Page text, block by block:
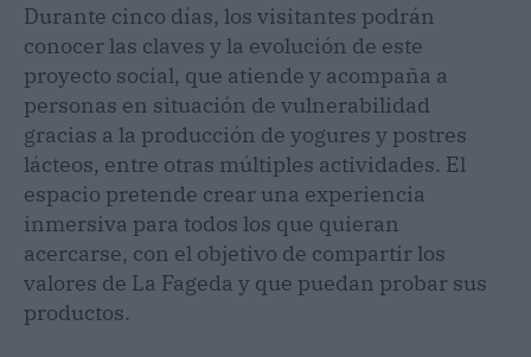
Durante cinco días, los visitantes podrán
conocer las claves y la evolución de este
proyecto social, que atiende y acompaña a
personas en situación de vulnerabilidad
gracias a la producción de yogures y postres
lácteos, entre otras múltiples actividades. El
espacio pretende crear una experiencia
inmersiva para todos los que quieran
acercarse, con el objetivo de compartir los
valores de La Fageda y que puedan probar sus
productos.